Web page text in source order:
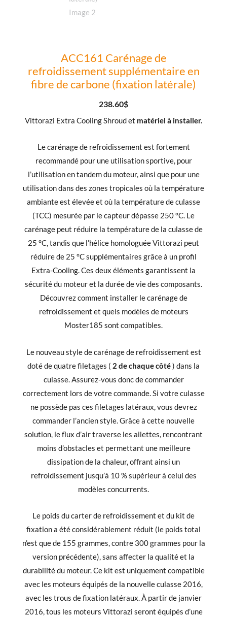
ACC161 Carénage de
refroidissement supplémentaire en
fibre de carbone (fixation latérale)
238.60$
Vittorazi Extra Cooling Shroud et matériel à installer.
Le carénage de refroidissement est fortement
recommandé pour une utilisation sportive, pour
l’utilisation en tandem du moteur, ainsi que pour une
utilisation dans des zones tropicales où la température
ambiante est élevée et où la température de culasse
(TCC) mesurée par le capteur dépasse 250 °C. Le
carénage peut réduire la température de la culasse de
25 °C, tandis que l’hélice homologuée Vittorazi peut
réduire de 25 °C supplémentaires grâce à un profil
Extra-Cooling. Ces deux éléments garantissent la
sécurité du moteur et la durée de vie des composants.
Découvrez comment installer le carénage de
refroidissement et quels modèles de moteurs
Moster185 sont compatibles.
Le nouveau style de carénage de refroidissement est
doté de quatre filetages ( 2 de chaque côté) dans la
culasse. Assurez-vous donc de commander
correctement lors de votre commande. Si votre culasse
ne possède pas ces filetages latéraux, vous devrez
commander l’ancien style. Grâce à cette nouvelle
solution, le flux d’air traverse les ailettes, rencontrant
moins d’obstacles et permettant une meilleure
dissipation de la chaleur, offrant ainsi un
refroidissement jusqu’à 10 % supérieur à celui des
modèles concurrents.
Le poids du carter de refroidissement et du kit de
fixation a été considérablement réduit (le poids total
n’est que de 155 grammes, contre 300 grammes pour la
version précédente), sans affecter la qualité et la
durabilité du moteur. Ce kit est uniquement compatible
avec les moteurs équipés de la nouvelle culasse 2016,
avec les trous de fixation latéraux. À partir de janvier
2016, tous les moteurs Vittorazi seront équipés d’une